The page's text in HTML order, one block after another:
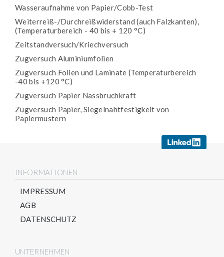
Wasseraufnahme von Papier/Cobb-Test
Weiterreiß-/Durchreißwiderstand (auch Falzkanten),
(Temperaturbereich - 40 bis + 120 °C)
Zeitstandversuch/Kriechversuch
Zugversuch Aluminiumfolien
Zugversuch Folien und Laminate (Temperaturbereich
-40 bis +120 °C)
Zugversuch Papier Nassbruchkraft
Zugversuch Papier, Siegelnahtfestigkeit von
Papiermustern
INFORMATIONEN
IMPRESSUM
AGB
DATENSCHUTZ
UNTERNEHMEN